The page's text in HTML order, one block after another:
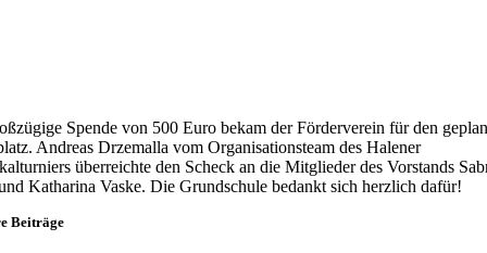
Spende von 500 Euro bekam der Förderverein für den
Andreas Drzemalla vom Organisationsteam des Halener
überreichte den Scheck an die Mitglieder des Vorstands
Katharina Vaske. Die Grundschule bedankt sich herzlich dafür!
Beiträge